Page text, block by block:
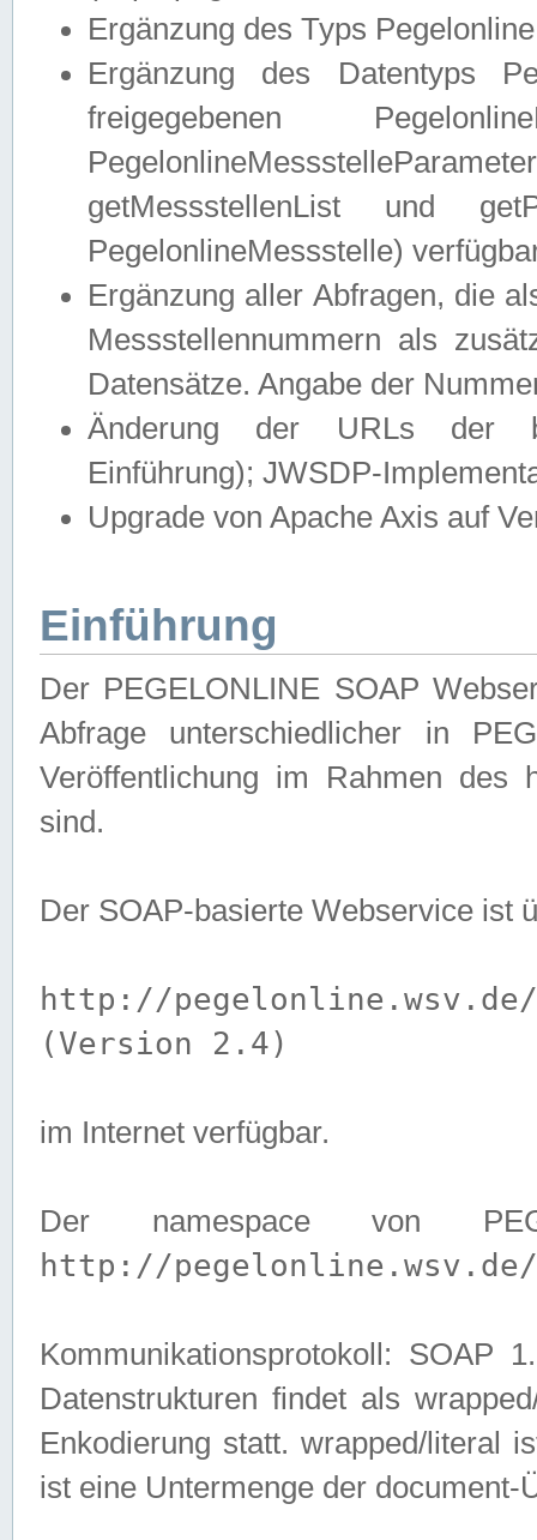
Ergänzung des Typs
Ergänzung des Datentyps
freigegebenen
getMessstellenList und
PegelonlineMessstelle)
Ergänzung aller Abfragen, die
Messstellennummern als
Datensätze. Angabe der
Änderung der URLs der
Einführung); JWSDP-
Upgrade von Apache Axis auf
Einführung
Der PEGELONLINE SOAP
Abfrage unterschiedlicher in
Veröffentlichung im Rahmen des
sind.
Der SOAP-basierte Webservice ist
http://pegelonline.wsv.de/
(Version 2.4)
im Internet verfügbar.
Der namespace von
http://pegelonline.wsv.de/
Kommunikationsprotokoll: SOAP
Datenstrukturen findet als
Enkodierung statt. wrapped/literal
ist eine Untermenge der